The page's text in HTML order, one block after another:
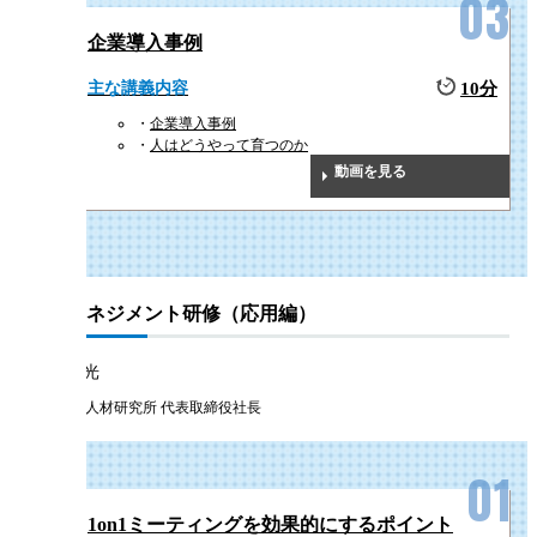
企業導入事例
主な講義内容 10分
企業導入事例
人はどうやって育つのか
動画を見る
1on1マネジメント研修（応用編）
曽和 利光
株式会社人材研究所 代表取締役社長
1on1ミーティングを効果的にするポイント